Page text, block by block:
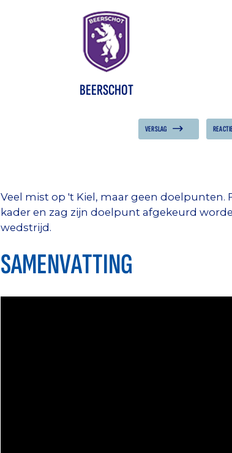
BEERSCHOT
VERSLAG
Veel mist op 't Kiel, maar geen
kader en zag zijn doelpunt afgekeurd
wedstrijd.
SAMENVATTING